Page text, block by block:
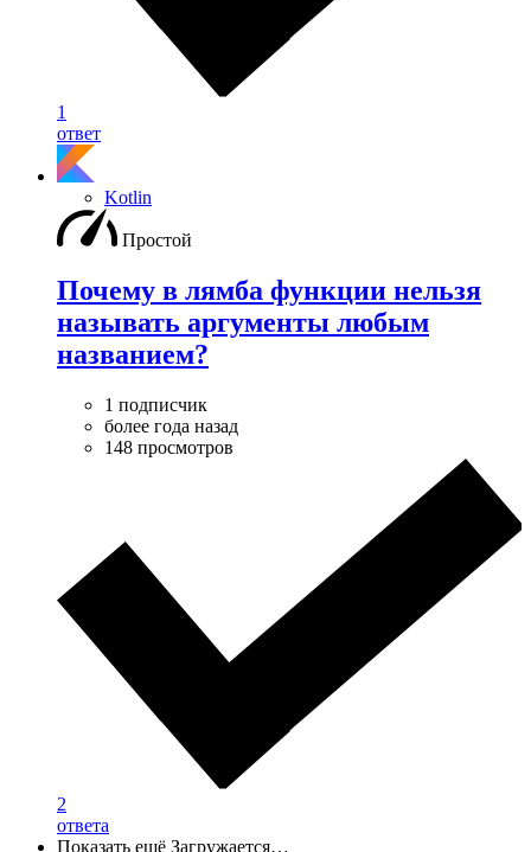
1
ответ
Kotlin
Простой
Почему в лямба функции нельзя
называть аргументы любым
названием?
1 подписчик
более года назад
148 просмотров
2
ответа
Показать ещё Загружается…